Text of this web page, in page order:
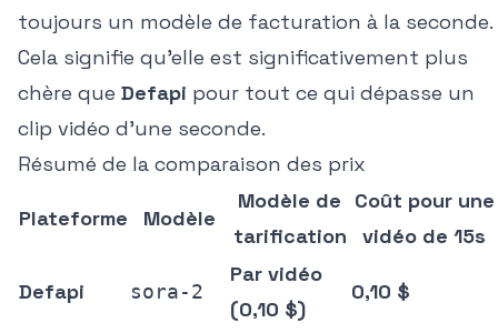
toujours un modèle de facturation à la seconde.
Cela signifie qu'elle est significativement plus
chère que Defapi pour tout ce qui dépasse un
clip vidéo d'une seconde.
Résumé de la comparaison des prix
Plateforme Modèle
Modèle de
tarification
Coût pour une
vidéo de 15s
Defapi sora-2
Par vidéo
(0,10 $)
0,10 $